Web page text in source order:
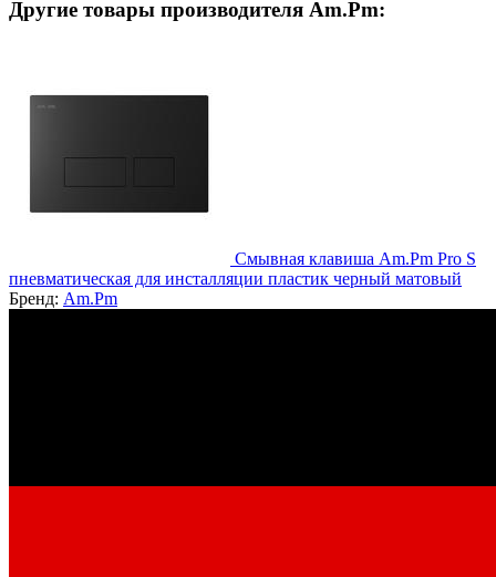
Другие товары производителя Am.Pm:
Смывная клавиша Am.Pm Pro S
пневматическая для инсталляции пластик черный матовый
Бренд: Am.Pm